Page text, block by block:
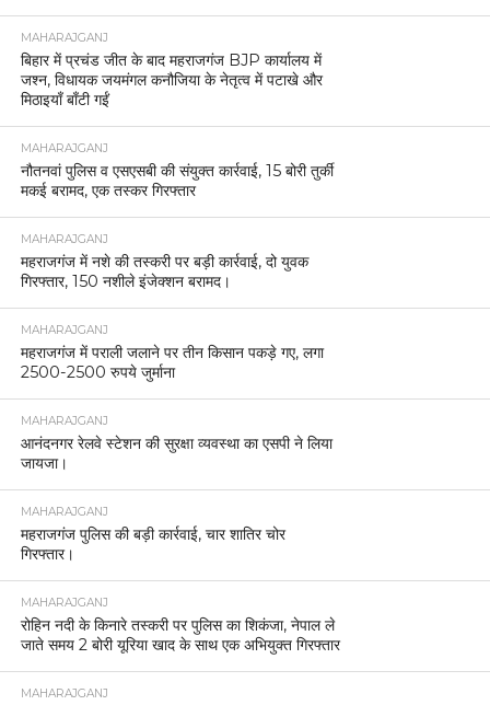
MAHARAJGANJ
बिहार में प्रचंड जीत के बाद महराजगंज BJP कार्यालय में
जश्न, विधायक जयमंगल कनौजिया के नेतृत्व में पटाखे और
मिठाइयाँ बाँटी गईं
MAHARAJGANJ
नौतनवां पुलिस व एसएसबी की संयुक्त कार्रवाई, 15 बोरी तुर्की
मकई बरामद, एक तस्कर गिरफ्तार
MAHARAJGANJ
महराजगंज में नशे की तस्करी पर बड़ी कार्रवाई, दो युवक
गिरफ्तार, 150 नशीले इंजेक्शन बरामद।
MAHARAJGANJ
महराजगंज में पराली जलाने पर तीन किसान पकड़े गए, लगा
2500-2500 रुपये जुर्माना
MAHARAJGANJ
आनंदनगर रेलवे स्टेशन की सुरक्षा व्यवस्था का एसपी ने लिया
जायजा।
MAHARAJGANJ
महराजगंज पुलिस की बड़ी कार्रवाई, चार शातिर चोर
गिरफ्तार।
MAHARAJGANJ
रोहिन नदी के किनारे तस्करी पर पुलिस का शिकंजा, नेपाल ले
जाते समय 2 बोरी यूरिया खाद के साथ एक अभियुक्त गिरफ्तार
MAHARAJGANJ